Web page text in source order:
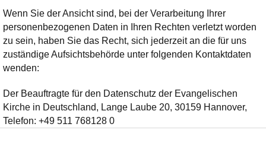
Wenn Sie der Ansicht sind, bei der Verarbeitung Ihrer
personenbezogenen Daten in Ihren Rechten verletzt worden
zu sein, haben Sie das Recht, sich jederzeit an die für uns
zuständige Aufsichtsbehörde unter folgenden Kontaktdaten
wenden:
Der Beauftragte für den Datenschutz der Evangelischen
Kirche in Deutschland, Lange Laube 20, 30159 Hannover,
Telefon: +49 511 768128 0